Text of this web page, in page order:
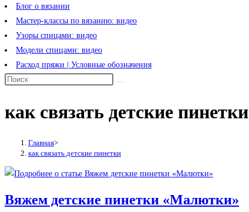
Блог о вязании
Мастер-классы по вязанию: видео
Узоры спицами: видео
Модели спицами: видео
Расход пряжи | Условные обозначения
как связать детские пинетки
Главная>
как связать детские пинетки
Вяжем детские пинетки «Малютки»